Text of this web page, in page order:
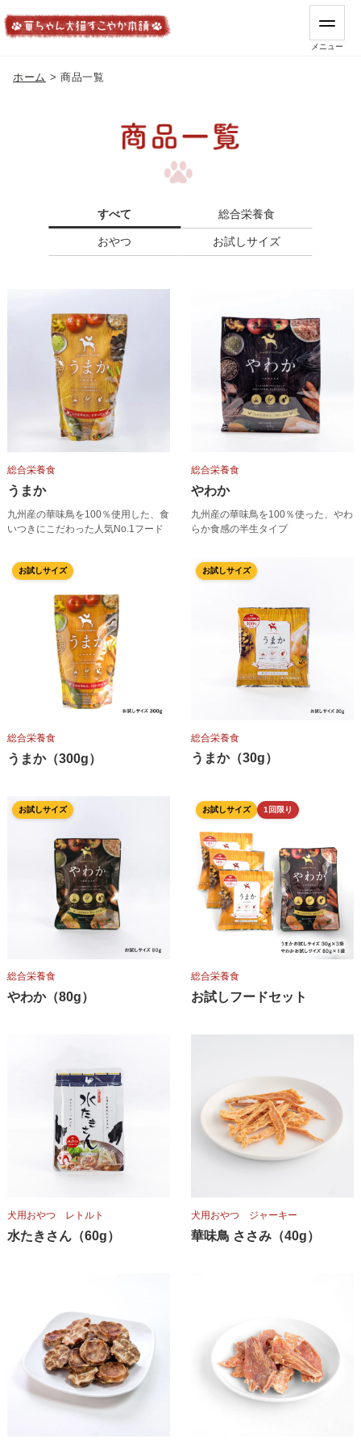
メニュー
ホーム > 商品一覧
すべて 総合栄養食
おやつ お試しサイズ
総合栄養食
うまか
九州産の華味鳥を100％使用した、食
いつきにこだわった人気No.1フード
総合栄養食
やわか
九州産の華味鳥を100％使った、やわ
らか食感の半生タイプ
お試しサイズ
総合栄養食
うまか（300g）
お試しサイズ
総合栄養食
うまか（30g）
お試しサイズ
総合栄養食
やわか（80g）
お試しサイズ 1回限り
総合栄養食
お試しフードセット
犬用おやつ レトルト
水たきさん（60g）
犬用おやつ ジャーキー
華味鳥 ささみ（40g）